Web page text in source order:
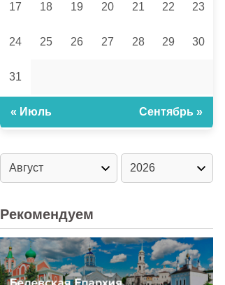
17 18 19 20 21 22 23
24 25 26 27 28 29 30
31
« Июль Сентябрь »
Рекомендуем